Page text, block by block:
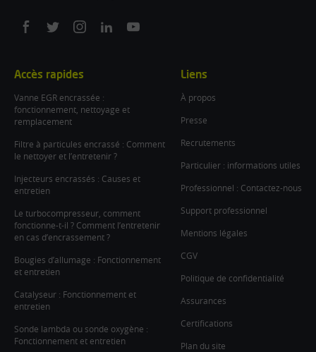
On
On
On
On
On
Accès rapides
Vanne EGR encrassée :
fonctionnement, nettoyage et
remplacement
Filtre à particules encrassé : Comment
le nettoyer et l’entretenir ?
Injecteurs encrassés : Causes et
entretien
Le turbocompresseur, comment
fonctionne-t-il ? Comment l’entretenir
en cas d’encrassement ?
Bougies d’allumage : Fonctionnement
et entretien
Catalyseur : Fonctionnement et
entretien
Sonde lambda ou sonde oxygène :
Fonctionnement et entretien
Liens
À propos
Presse
Recrutements
Particulier : informations utiles
Professionnel : Contactez-nous
Support professionnel
Mentions légales
CGV
Politique de confidentialité
Assurances
Certifications
Plan du site